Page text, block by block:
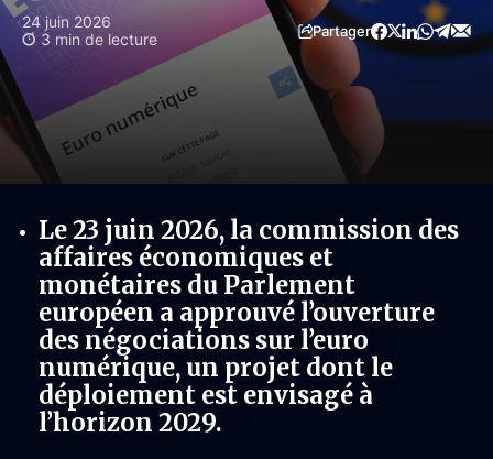
24 juin 2026
3 min de lecture
Partager
Le 23 juin 2026, la commission des
affaires économiques et
monétaires du Parlement
européen a approuvé l’ouverture
des négociations sur l’euro
numérique, un projet dont le
déploiement est envisagé à
l’horizon 2029.